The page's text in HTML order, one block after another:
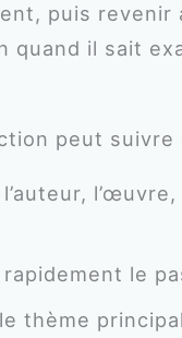
puis revenir
quand il sait
peut suivre
l’œuvre,
le
thème